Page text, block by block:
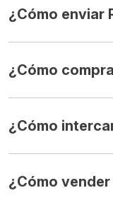
¿Cómo enviar
¿Cómo
¿Cómo
¿Cómo vender